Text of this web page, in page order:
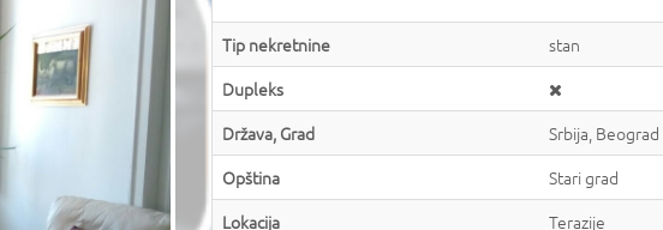
Tip nekretnine
stan
Dupleks
Država, Grad
Srbija, Beograd
Opština
Stari grad
Lokacija
Terazije